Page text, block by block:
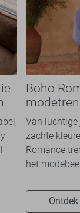
Boho
overal
Van luchtige
zachte
Romance
het